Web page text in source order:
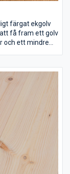
färgat ekgolv
få fram ett golv
och ett mindre
lika skönt att gå